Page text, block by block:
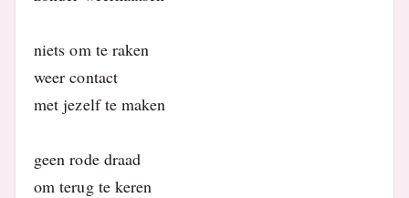
niets om te raken
weer contact
met jezelf te maken
geen rode draad
om terug te keren